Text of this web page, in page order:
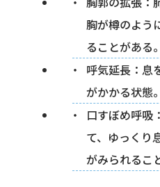
胸が樽のよう
ることがある。
呼気延長：息
がかかる状態。
口すぼめ呼吸
て、ゆっくり
がみられるこ